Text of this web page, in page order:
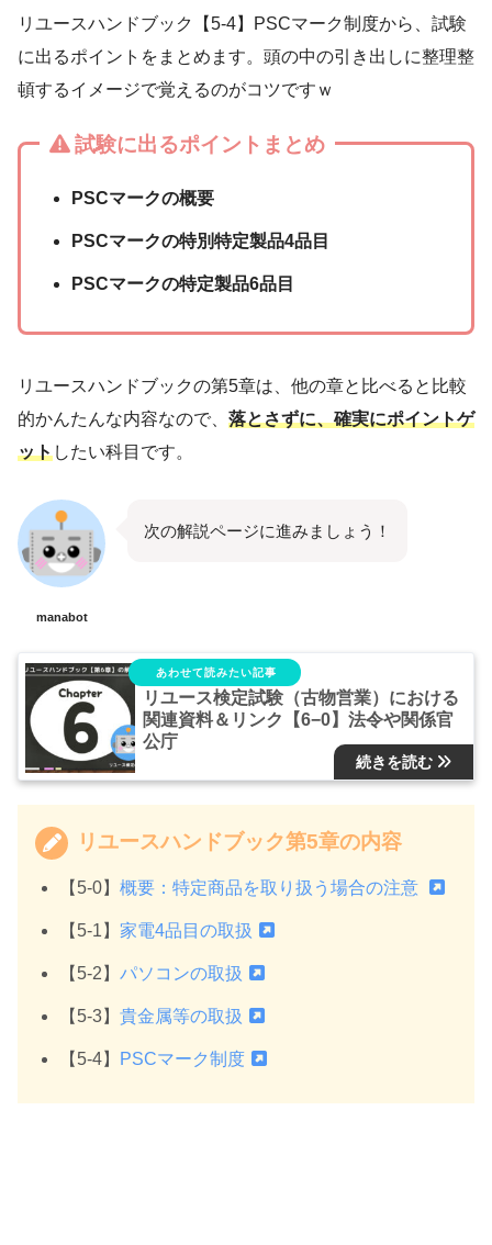
リユースハンドブック【5-4】PSCマーク制度から、試験
に出るポイントをまとめます。頭の中の引き出しに整理整
頓するイメージで覚えるのがコツですｗ
試験に出るポイントまとめ
PSCマークの概要
PSCマークの特別特定製品4品目
PSCマークの特定製品6品目
リユースハンドブックの第5章は、他の章と比べると比較
的かんたんな内容なので、 落とさずに、確実にポイントゲ
ットしたい科目です。
manabot
次の解説ページに進みましょう！
リユース検定試験（古物営業）における
関連資料＆リンク【6−0】法令や関係官
公庁
リユースハンドブック第5章の内容
【5-0】概要：特定商品を取り扱う場合の注意
【5-1】 家電4品目の取扱
【5-2】パソコンの取扱
【5-3】貴金属等の取扱
【5-4】 PSCマーク制度